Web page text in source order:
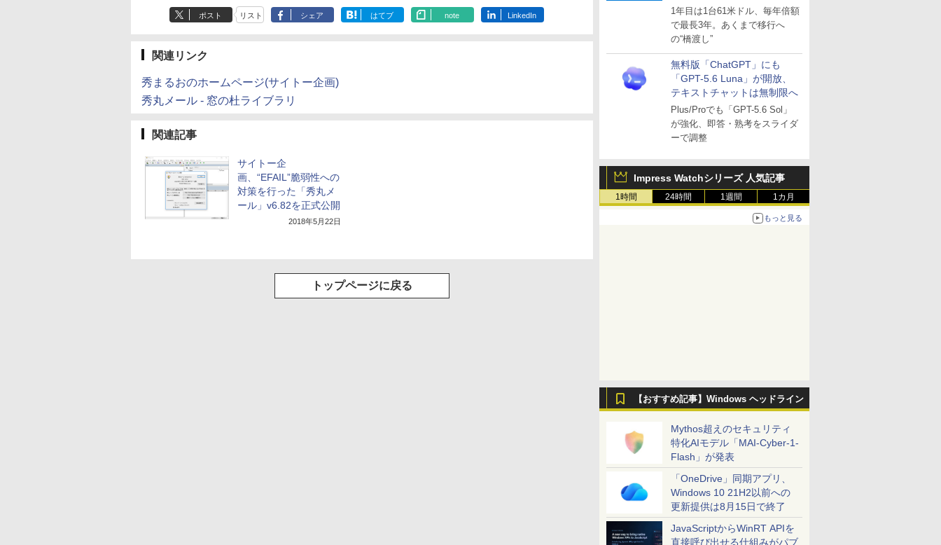
～ESUは9月1日から販売
1年目は1台61米ドル、毎年倍額
で最長3年。あくまで移行へ
の“橋渡し”
無料版「ChatGPT」にも
「GPT-5.6 Luna」が開放、
テキストチャットは無制限へ
Plus/Proでも「GPT-5.6 Sol」
が強化、即答・熟考をスライダ
ーで調整
Impress Watchシリーズ 人気記事
1時間 24時間 1週間 1カ月
もっと見る
【おすすめ記事】Windows ヘッドライン
Mythos超えのセキュリティ
特化AIモデル「MAI-Cyber-1-
Flash」が発表
「OneDrive」同期アプリ、
Windows 10 21H2以前への
更新提供は8月15日で終了
JavaScriptからWinRT APIを
直接呼び出せる仕組みがパブ
ポスト リスト シェア はてブ note LinkedIn
関連リンク
秀まるおのホームページ(サイトー企画)
秀丸メール - 窓の杜ライブラリ
関連記事
サイトー企
画、“EFAIL”脆弱性への
対策を行った「秀丸メ
ール」v6.82を正式公開
2018年5月22日
トップページに戻る